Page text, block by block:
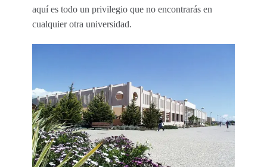
aquí es todo un privilegio que no encontrarás en
cualquier otra universidad.